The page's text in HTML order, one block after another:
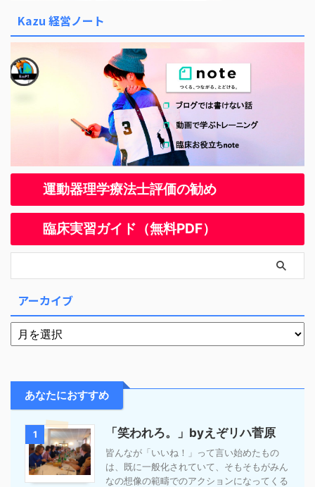
Kazu 経営ノート
運動器理学療法士評価の勧め
臨床実習ガイド（無料PDF）
アーカイブ
あなたにおすすめ
1 「笑われろ。」byえぞリハ菅原
皆んなが「いいね！」って言い始めたもの
は、既に一般化されていて、そもそもがみん
なの想像の範疇でのアクションになってくる